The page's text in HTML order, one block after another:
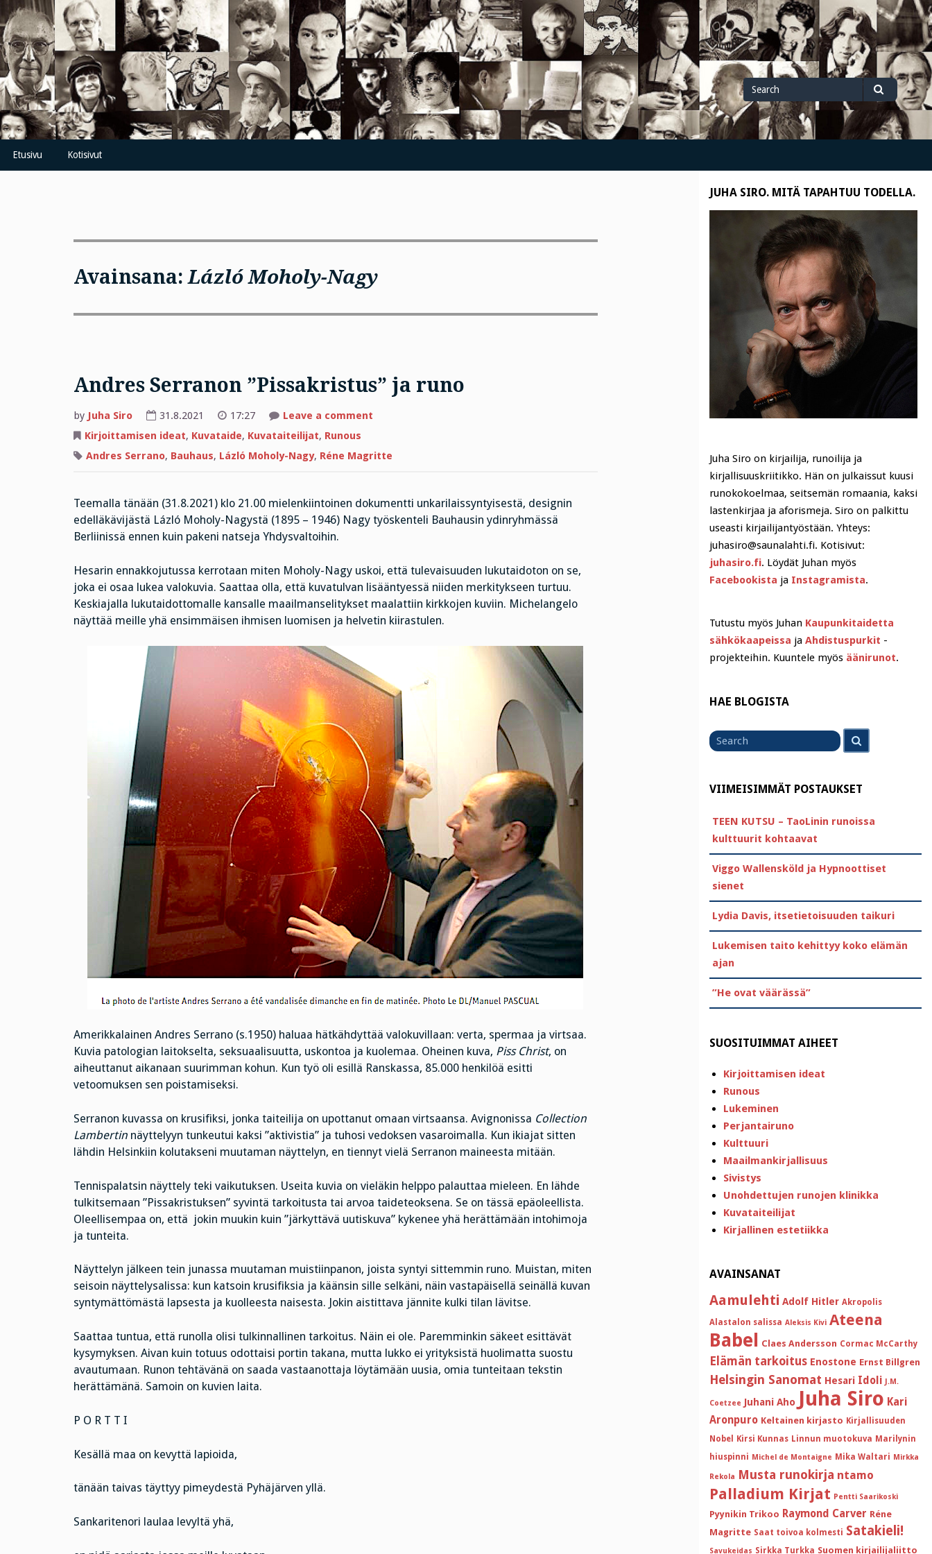
Skip
to
content
Search
for
Search
Etusivu Kotisivut
Avainsana:Lázló Moholy-Nagy
Andres Serranon ”Pissakristus” ja runo
by Juha Siro 31.8.2021 17:27 Leave a commenton
ja
runo
Kirjoittamisen ideat, Kuvataide, Kuvataiteilijat, Runous
Andres Serrano, Bauhaus, Lázló Moholy-Nagy, Réne Magritte
Teemalla tänään (31.8.2021) klo 21.00 mielenkiintoinen dokumentti unkarilaissyntyisestä, designin
edelläkävijästä Lázló Moholy-Nagystä (1895 – 1946) Nagy työskenteli Bauhausin ydinryhmässä
Berliinissä ennen kuin pakeni natseja Yhdysvaltoihin.
Hesarin ennakkojutussa kerrotaan miten Moholy-Nagy uskoi, että tulevaisuuden lukutaidoton on se,
joka ei osaa lukea valokuvia. Saattaa olla, että kuvatulvan lisääntyessä niiden merkitykseen turtuu.
Keskiajalla lukutaidottomalle kansalle maailmanselitykset maalattiin kirkkojen kuviin. Michelangelo
näyttää meille yhä ensimmäisen ihmisen luomisen ja helvetin kiirastulen.
Amerikkalainen Andres Serrano (s.1950) haluaa hätkähdyttää valokuvillaan: verta, spermaa ja virtsaa.
Kuvia patologian laitokselta, seksuaalisuutta, uskontoa ja kuolemaa. Oheinen kuva, Piss Christ, on
aiheuttanut aikanaan suurimman kohun. Kun työ oli esillä Ranskassa, 85.000 henkilöä esitti
vetoomuksen sen poistamiseksi.
Serranon kuvassa on krusifiksi, jonka taiteilija on upottanut omaan virtsaansa. Avignonissa Collection
Lambertinnäyttelyyn tunkeutui kaksi ”aktivistia” ja tuhosi vedoksen vasaroimalla. Kun ikiajat sitten
lähdin Helsinkiin kolutakseni muutaman näyttelyn, en tiennyt vielä Serranon maineesta mitään.
Tennispalatsin näyttely teki vaikutuksen. Useita kuvia on vieläkin helppo palauttaa mieleen. En lähde
tulkitsemaan ”Pissakristuksen” syvintä tarkoitusta tai arvoa taideteoksena. Se on tässä epäoleellista.
Oleellisempaa on, että jokin muukin kuin ”järkyttävä uutiskuva” kykenee yhä herättämään intohimoja
ja tunteita.
Näyttelyn jälkeen tein junassa muutaman muistiinpanon, joista syntyi sittemmin runo. Muistan, miten
seisoin näyttelysalissa: kun katsoin krusifiksia ja käänsin sille selkäni, näin vastapäisellä seinällä kuvan
syntymättömästä lapsesta ja kuolleesta naisesta. Jokin aistittava jännite kulki tilan lävitse.
Saattaa tuntua, että runolla olisi tulkinnallinen tarkoitus. Näin ei ole. Paremminkin säkeet esittävät
kysymyksen. Aivan kuin totuus odottaisi portin takana, mutta lukko ei yrityksistä huolimatta suostu
avautumaan. Runon tehtävänä on saada vastaanottaja löytämään uusia, omia tunteitaan tekstin
herättämänä. Samoin on kuvien laita.
P O R T T I
Kesällä maa on kevyttä lapioida,
tänään taivas täyttyy pimeydestä Pyhäjärven yllä.
Sankaritenori laulaa levyltä yhä,
JUHA SIRO. MITÄ TAPAHTUU TODELLA.
Juha Siro on kirjailija, runoilija ja
kirjallisuuskriitikko. Hän on julkaissut kuusi
runokokoelmaa, seitsemän romaania, kaksi
lastenkirjaa ja aforismeja. Siro on palkittu
useasti kirjailijantyöstään. Yhteys:
juhasiro@saunalahti.fi. Kotisivut:
juhasiro.fi. Löydät Juhan myös
Facebookista ja Instagramista.
Tutustu myös Juhan Kaupunkitaidetta
sähkökaapeissa ja Ahdistuspurkit -
projekteihin. Kuuntele myös äänirunot.
HAE BLOGISTA
for
VIIMEISIMMÄT POSTAUKSET
TEEN KUTSU – TaoLinin runoissa
kulttuurit kohtaavat
Viggo Wallensköld ja Hypnoottiset
sienet
Lydia Davis, itsetietoisuuden taikuri
Lukemisen taito kehittyy koko elämän
ajan
”He ovat väärässä”
SUOSITUIMMAT AIHEET
Kirjoittamisen ideat
Runous
Lukeminen
Perjantairuno
Kulttuuri
Maailmankirjallisuus
Sivistys
Unohdettujen runojen klinikka
Kuvataiteilijat
Kirjallinen estetiikka
AVAINSANAT
Aamulehti Adolf Hitler Akropolis
Alastalon salissa Aleksis Kivi Ateena
Babel Claes Andersson Cormac McCarthy
Elämän tarkoitus Enostone Ernst Billgren
Helsingin Sanomat Hesari Idoli J.M.
Coetzee Juhani Aho Juha Siro Kari
Aronpuro Keltainen kirjasto Kirjallisuuden
Nobel
Kirsi Kunnas Linnun muotokuva Marilynin
hiuspinni Michel de Montaigne Mika Waltari Mirkka
Rekola Musta runokirja ntamo
Palladium Kirjat Pentti Saarikoski
Pyynikin Trikoo Raymond Carver Réne
Magritte Saat toivoa kolmesti Satakieli!
Savukeidas Sirkka Turkka Suomen kirjailijaliitto